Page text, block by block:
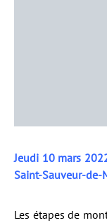
Jeudi 10 mars
Saint-Sauveur-
Les étapes de